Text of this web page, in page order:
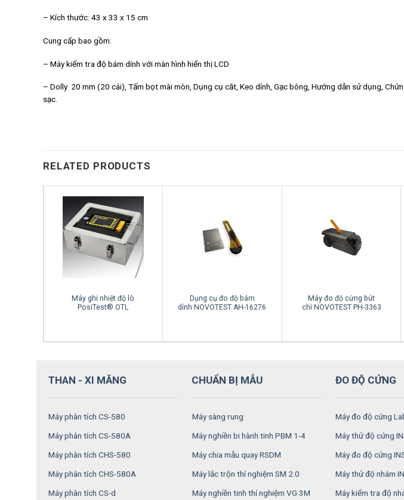
– Kích thước: 43 x 33 x 15 cm
Cung cấp bao gồm:
– Máy kiểm tra độ bám dính với màn hình hiển thị LCD
– Dolly 20 mm (20 cái), Tấm bọt mài mòn, Dụng cụ cắt, Keo dính, Gạc bông, Hướng dẫn sử dụng,
sạc.
RELATED PRODUCTS
Máy ghi nhiệt độ lò
PosiTest® OTL
Dụng cụ đo độ bám
dính NOVOTEST AH-16276
Máy đo độ cứng bút
chì NOVOTEST PH-3363
THAN - XI MĂNG
Máy phân tích CS-580
Máy phân tích CS-580A
Máy phân tích CHS-580
Máy phân tích CHS-580A
Máy phân tích CS-d
CHUẨN BỊ MẪU
Máy sàng rung
Máy nghiền bi hành tinh PBM 1-4
Máy chia mẫu quay RSDM
Máy lắc trộn thí nghiệm SM 2.0
Máy nghiền tinh thí nghiệm VG 3M
ĐO ĐỘ CỨNG
Máy đo độ cứng
Máy thử độ cứng
Máy đo độ cứng
Máy thử độ nhám
Máy kiểm tra độ